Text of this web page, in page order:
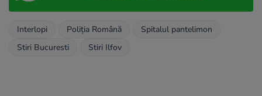
Interlopi Poliția Română
Spitalul pantelimon
Stiri Bucuresti
Stiri Ilfov